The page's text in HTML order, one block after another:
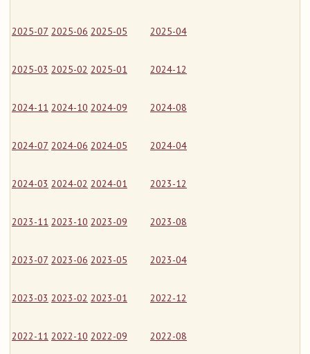
2025-07 2025-06 2025-05 2025-04
2025-03 2025-02 2025-01 2024-12
2024-11 2024-10 2024-09 2024-08
2024-07 2024-06 2024-05 2024-04
2024-03 2024-02 2024-01 2023-12
2023-11 2023-10 2023-09 2023-08
2023-07 2023-06 2023-05 2023-04
2023-03 2023-02 2023-01 2022-12
2022-11 2022-10 2022-09 2022-08